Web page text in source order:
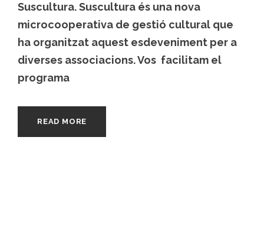
Suscultura. Suscultura és una nova
microcooperativa de gestió cultural que
ha organitzat aquest esdeveniment per a
diverses associacions. Vos facilitam el
programa
READ MORE